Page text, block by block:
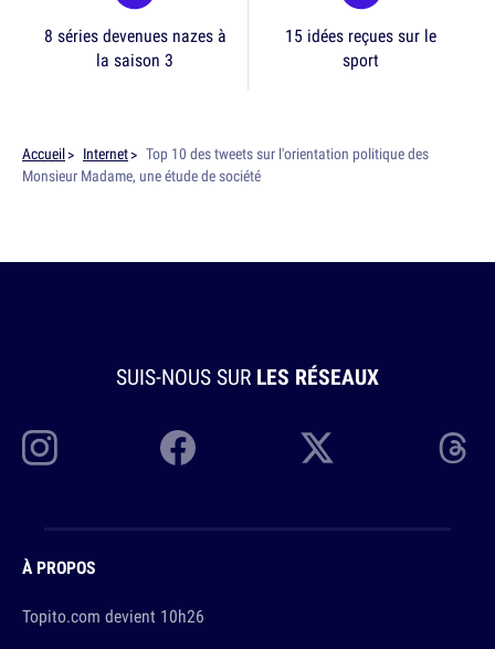
8 séries devenues nazes à
la saison 3
15 idées reçues sur le
sport
Accueil Internet
Top 10 des tweets sur l'orientation politique des
Monsieur Madame, une étude de société
SUIS-NOUS SUR LES RÉSEAUX
À PROPOS
Topito.com devient 10h26